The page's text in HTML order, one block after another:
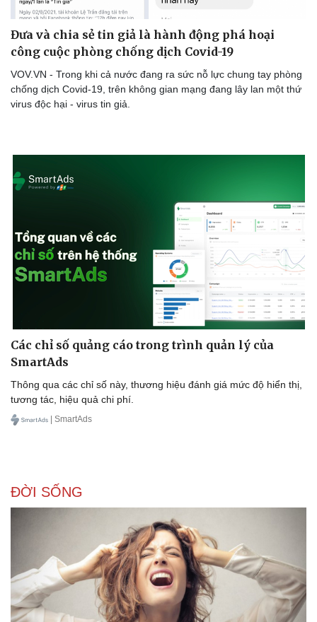
Đưa và chia sẻ tin giả là hành động phá hoại
công cuộc phòng chống dịch Covid-19
VOV.VN - Trong khi cả nước đang ra sức nỗ lực chung tay phòng
chống dịch Covid-19, trên không gian mạng đang lây lan một thứ
virus độc hại - virus tin giả.
Các chỉ số quảng cáo trong trình quản lý của
SmartAds
Thông qua các chỉ số này, thương hiệu đánh giá mức độ hiển thị,
tương tác, hiệu quả chi phí.
| SmartAds
ĐỜI SỐNG